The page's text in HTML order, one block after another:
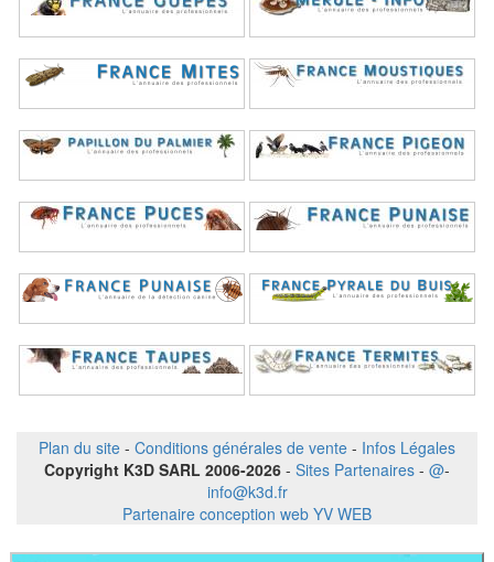
Plan du site - Conditions générales de vente - Infos Légales
Copyright K3D SARL 2006-2026 - Sites Partenaires - @-
info@k3d.fr
Partenaire conception web YV WEB